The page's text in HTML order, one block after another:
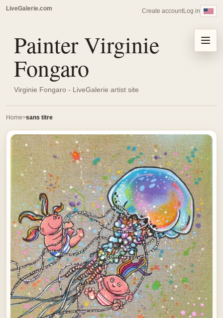
LiveGalerie.com Create accountLog in
Painter Virginie
Fongaro
Virginie Fongaro - LiveGalerie artist site
Menu
Home sans titre